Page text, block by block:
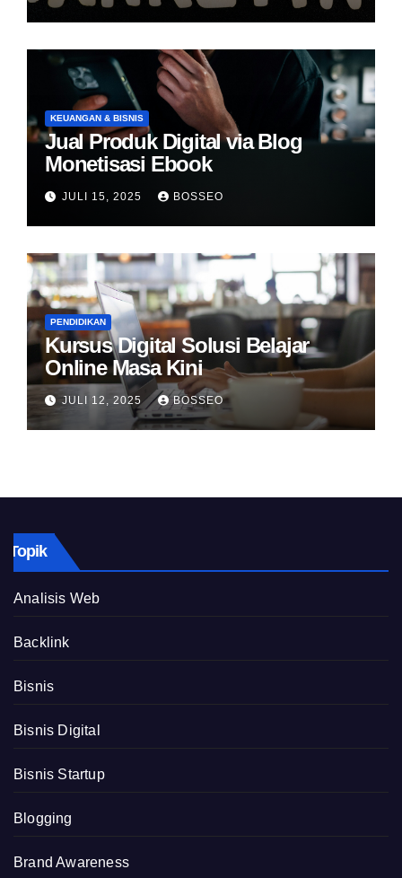
KEUANGAN & BISNIS
Jual Produk Digital via Blog
Monetisasi Ebook
JULI 15, 2025 BOSSEO
PENDIDIKAN
Kursus Digital Solusi Belajar
Online Masa Kini
JULI 12, 2025 BOSSEO
Topik
Analisis Web
Backlink
Bisnis
Bisnis Digital
Bisnis Startup
Blogging
Brand Awareness